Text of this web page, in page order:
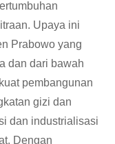
Upaya ini
Prabowo yang
dan dari bawah
pembangunan
gizi dan
dan industrialisasi
Dengan